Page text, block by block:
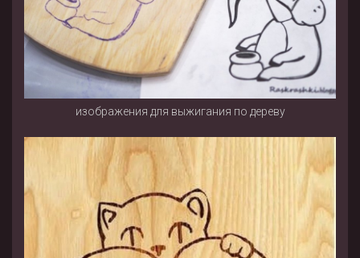
изображения для выжигания по дереву